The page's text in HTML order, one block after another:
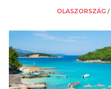
OLASZORSZÁG /